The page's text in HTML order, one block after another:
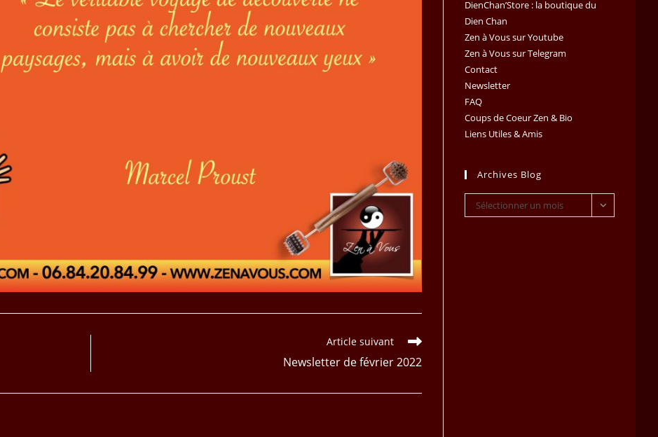
Article suivant
Newsletter de février 2022
DienChan’Store : la boutique du
Dien Chan
Zen à Vous sur Youtube
Zen à Vous sur Telegram
Contact
Newsletter
FAQ
Coups de Coeur Zen & Bio
Liens Utiles & Amis
Archives Blog
Archives
Blog
Sélectionner un mois